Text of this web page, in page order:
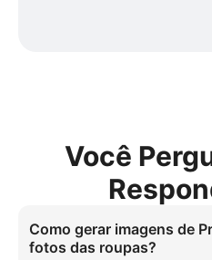
Você
Como gerar imagens de
fotos das roupas?